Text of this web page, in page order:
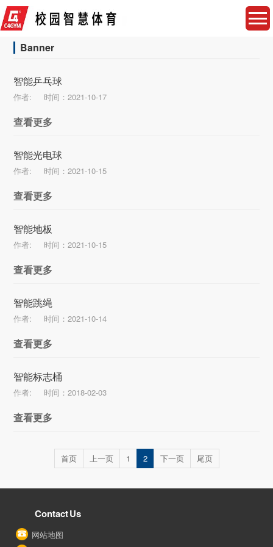
Banner
智能乒乓球
作者: 时间：2021-10-17
查看更多
智能光电球
作者: 时间：2021-10-15
查看更多
智能地板
作者: 时间：2021-10-15
查看更多
智能跳绳
作者: 时间：2021-10-14
查看更多
智能标志桶
作者: 时间：2018-02-03
查看更多
首页 上一页 1 2 下一页 尾页
Contact Us
网站地图